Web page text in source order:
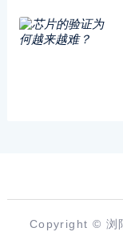
Copyright © 浏